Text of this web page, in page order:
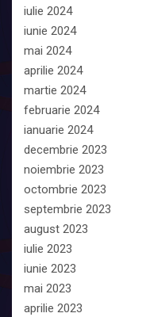
iulie 2024
iunie 2024
mai 2024
aprilie 2024
martie 2024
februarie 2024
ianuarie 2024
decembrie 2023
noiembrie 2023
octombrie 2023
septembrie 2023
august 2023
iulie 2023
iunie 2023
mai 2023
aprilie 2023